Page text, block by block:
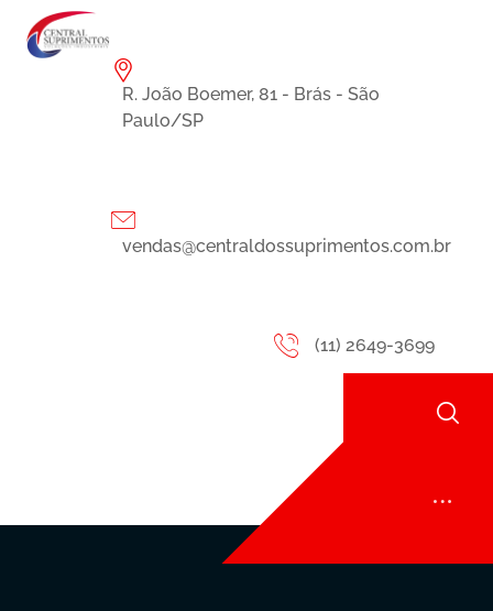
R. João Boemer, 81 - Brás - São
Paulo/SP
vendas@centraldossuprimentos.com.br
(11) 2649-3699